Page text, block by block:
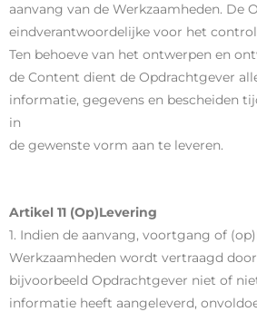
aanvang van de Werkzaamheden. De
eindverantwoordelijke voor het
Ten behoeve van het ontwerpen en
de Content dient de Opdrachtgever
informatie, gegevens en bescheiden
in
de gewenste vorm aan te leveren.
Artikel 11 (Op)Levering
1. Indien de aanvang, voortgang of
Werkzaamheden wordt vertraagd
bijvoorbeeld Opdrachtgever niet of
informatie heeft aangeleverd,